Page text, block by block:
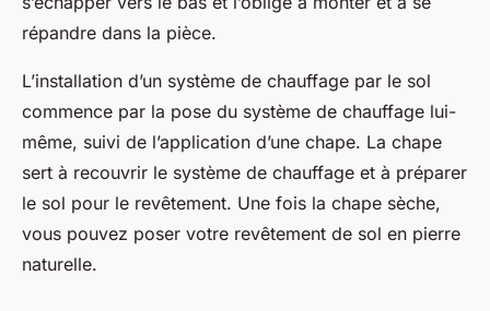
répandre dans la pièce.
L’installation d’un système de chauffage par le sol
commence par la pose du système de chauffage lui-
même, suivi de l’application d’une chape. La chape
sert à recouvrir le système de chauffage et à préparer
le sol pour le revêtement. Une fois la chape sèche,
vous pouvez poser votre revêtement de sol en pierre
naturelle.